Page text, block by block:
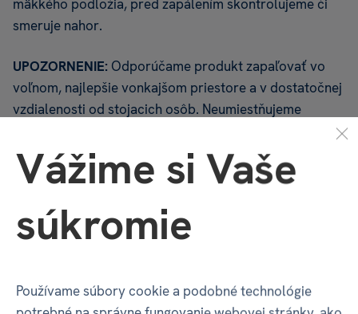
mäkkého podložia, pred zapálením skontrolujeme či
smeruje nahor.
UPOZORNENIE: Odporúčame produkt zapaľovať vo
voľnom, najlepšie vonkajšom priestore a v dostatočnej
vzdialenosti od stojacich osôb. Neumiestňujeme
k horiacim sviečkam ani k iným horľavým predmetom!
Ako u všetkých horľavín treba dôsledne dbať
na bezpečnosť a pristupovať k nej ako k horľavine.
TORTOVÉ SVIEČKY
ALBI
TORTOVÉ SVIEČKY ZLATO/BIELE ČÍSLA
Vlastnosti
Vážime si Vaše
súkromie
Používame súbory cookie a podobné technológie